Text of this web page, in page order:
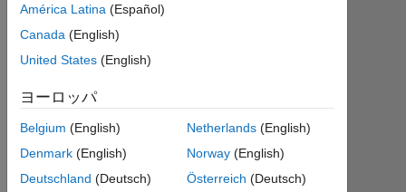
2018
年
ク
テ
ィ
América Latina (Español)
Canada (English)
United States (English)
ヨーロッパ
Belgium (English)
Denmark (English)
Deutschland (Deutsch)
Netherlands (English)
Norway (English)
Österreich (Deutsch)